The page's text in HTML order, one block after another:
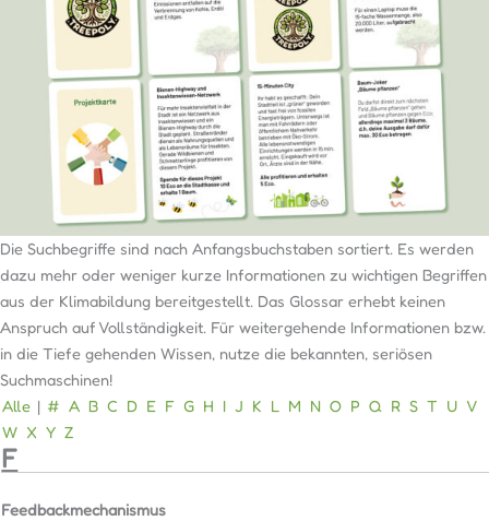
Die Suchbegriffe sind nach Anfangsbuchstaben sortiert. Es werden
dazu mehr oder weniger kurze Informationen zu wichtigen Begriffen
aus der Klimabildung bereitgestellt. Das Glossar erhebt keinen
Anspruch auf Vollständigkeit. Für weitergehende Informationen bzw.
in die Tiefe gehenden Wissen, nutze die bekannten, seriösen
Suchmaschinen!
Alle | # A B C D E F G H I J K L M N O P Q R S T U V
W X Y Z
F
Feedbackmechanismus